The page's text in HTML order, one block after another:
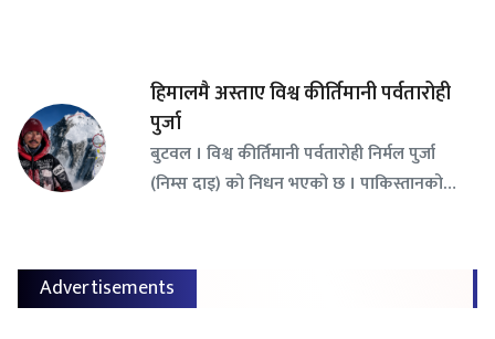
हिमालमै अस्ताए विश्व कीर्तिमानी पर्वतारोही
पुर्जा
बुटवल । विश्व कीर्तिमानी पर्वतारोही निर्मल पुर्जा
(निम्स दाइ) को निधन भएको छ । पाकिस्तानको…
Advertisements